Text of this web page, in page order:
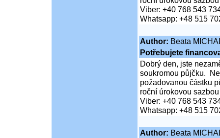
Viber: +40 768 543
Whatsapp: +48 515
Author: Beata
Potřebujete
Dobrý den, jste
soukromou půjčku.
požadovanou částku
roční úrokovou
Viber: +40 768 543
Whatsapp: +48 515
Author: Beata